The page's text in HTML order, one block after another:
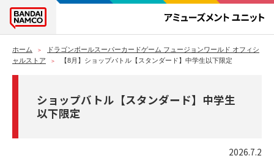
ホーム
ドラゴンボールスーパーカードゲーム フュージョンワールド オフィシ
ャルストア
【8月】ショップバトル【スタンダード】中学生以下限定
ショップバトル【スタンダード】中学生
以下限定
2026.7.2